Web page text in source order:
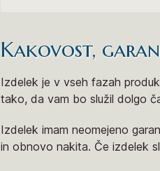
Kakovost,
Izdelek je v vseh fazah
tako, da vam bo služil dolgo
Izdelek imam neomejeno
in obnovo nakita. Če izdelek